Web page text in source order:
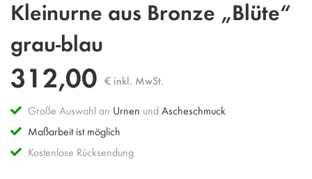
Anfang
Bildgalerie
springen
Kleinurne aus Bronze „Blüte“
grau-blau
312,00 € inkl. MwSt.
Große Auswahl an Urnen undAscheschmuck
Maßarbeit ist möglich
Kostenlose Rücksendung